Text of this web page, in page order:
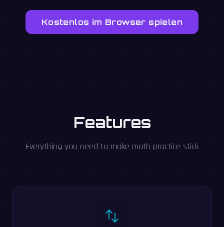
Kostenlos im Browser spielen
Features
Everything you need to make math practice stick